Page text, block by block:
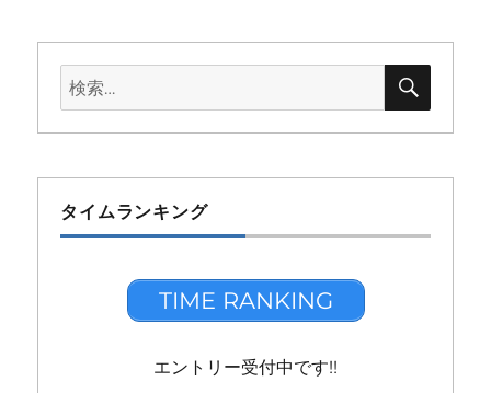
検
索:
検
タイムランキング
TIME RANKING
エントリー受付中です!!